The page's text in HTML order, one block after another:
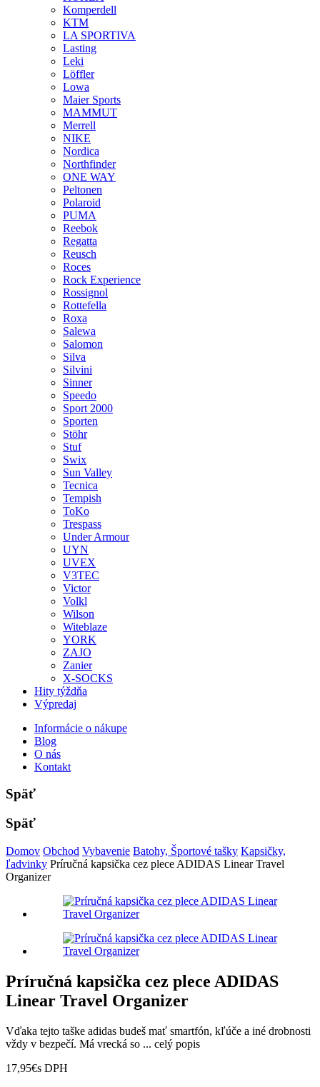
Komperdell
KTM
LA SPORTIVA
Lasting
Leki
Löffler
Lowa
Maier Sports
MAMMUT
Merrell
NIKE
Nordica
Northfinder
ONE WAY
Peltonen
Polaroid
PUMA
Reebok
Regatta
Reusch
Roces
Rock Experience
Rossignol
Rottefella
Roxa
Salewa
Salomon
Silva
Silvini
Sinner
Speedo
Sport 2000
Sporten
Stöhr
Stuf
Swix
Sun Valley
Tecnica
Tempish
ToKo
Trespass
Under Armour
UYN
UVEX
V3TEC
Victor
Volkl
Wilson
Witeblaze
YORK
ZAJO
Zanier
X-SOCKS
Hity týždňa
Výpredaj
Informácie o nákupe
Blog
O nás
Kontakt
Späť
Späť
Domov Obchod Vybavenie Batohy, Športové tašky Kapsičky,
ľadvinky Príručná kapsička cez plece ADIDAS Linear Travel
Organizer
Príručná kapsička cez plece ADIDAS
Linear Travel Organizer
Vďaka tejto taške adidas budeš mať smartfón, kľúče a iné drobnosti
vždy v bezpečí. Má vrecká so ... celý popis
17,95€s DPH